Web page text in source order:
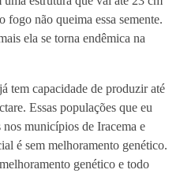
fogo não queima essa semente.
ela se torna endêmica na
tem capacidade de produzir até
Essas populações que eu
nos municípios de Iracema e
é sem melhoramento genético.
genético e todo